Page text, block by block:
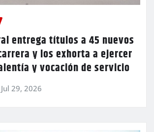
entrega títulos a 45 nuevos
y los exhorta a ejercer
y vocación de servicio
Jul 29, 2026